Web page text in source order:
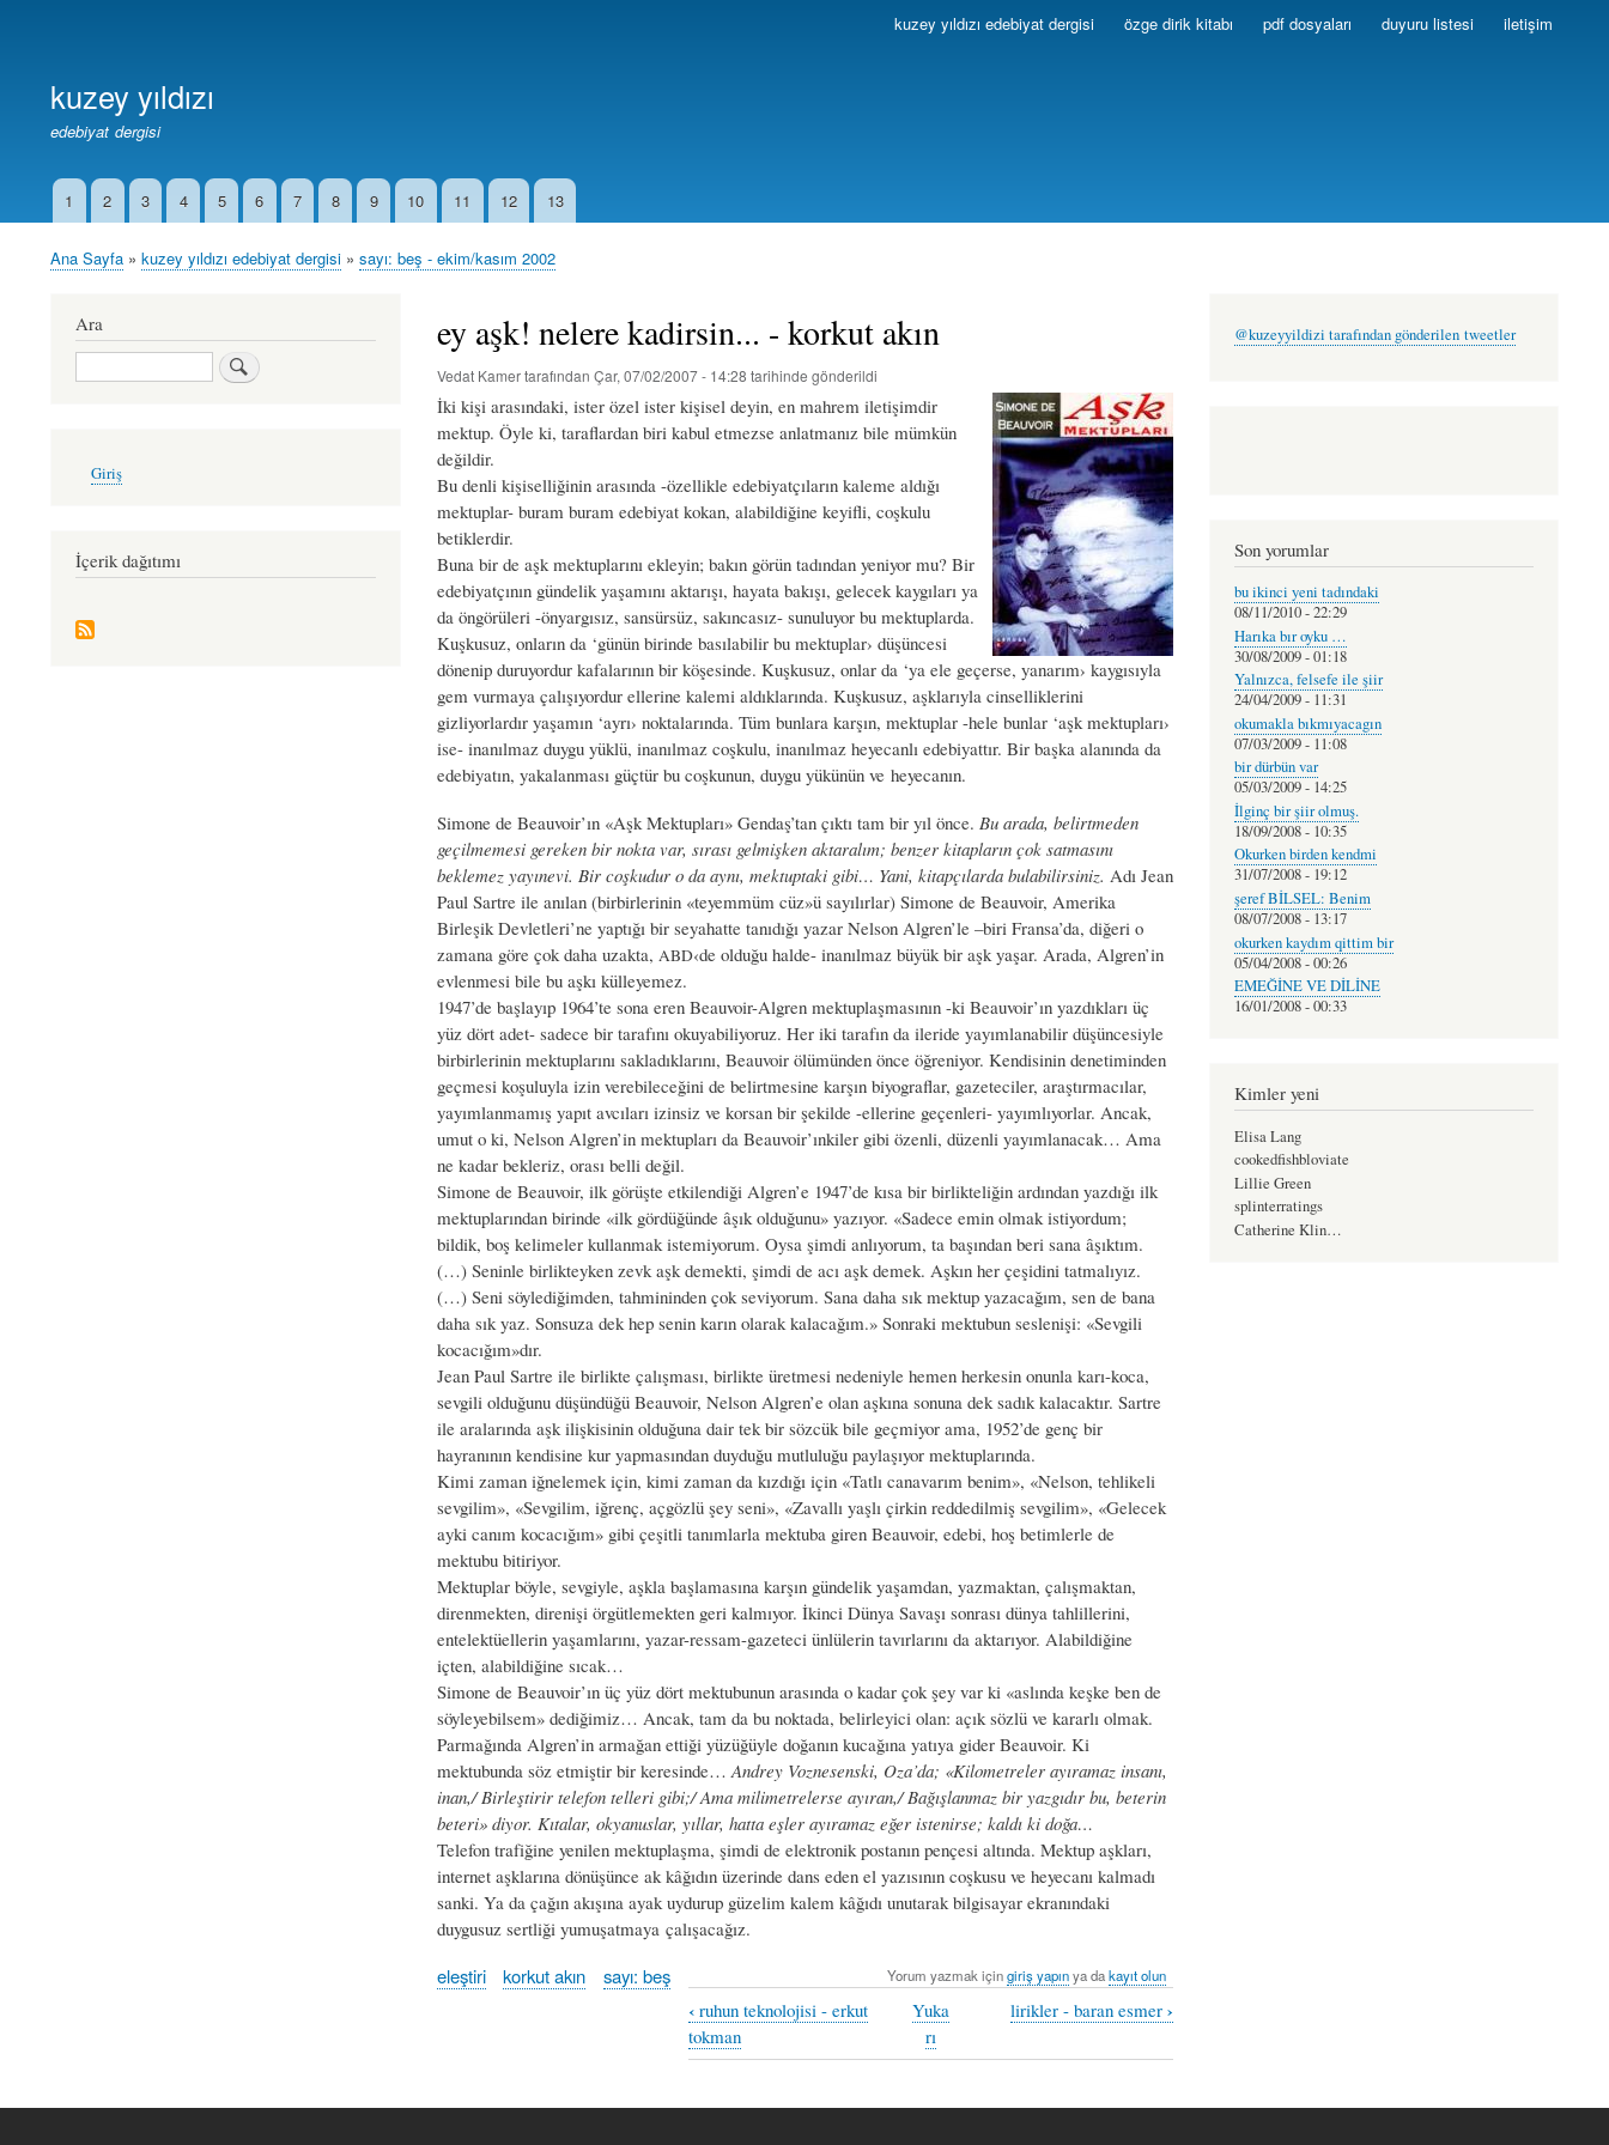
kuzey yıldızı edebiyat dergisi özge dirik kitabı pdf dosyaları duyuru listesi iletişim
kuzey yıldızı
edebiyat dergisi
İkincil1 2 3 4 5 6 7 8 9 10 11 12 13
Sayfa
Ana Sayfa kuzey yıldızı edebiyat dergisi sayı: beş - ekim/kasım 2002
ey aşk! nelere kadirsin... - korkut akın
Vedat Kamertarafından Çar, 07/02/2007 - 14:28 tarihinde gönderildi
İki kişi arasındaki, ister özel ister kişisel deyin, en mahrem iletişimdir
mektup. Öyle ki, taraflardan biri kabul etmezse anlatmanız bile mümkün
değildir.
Bu denli kişiselliğinin arasında -özellikle edebiyatçıların kaleme aldığı
mektuplar- buram buram edebiyat kokan, alabildiğine keyifli, coşkulu
betiklerdir.
Buna bir de aşk mektuplarını ekleyin; bakın görün tadından yeniyor mu? Bir
edebiyatçının gündelik yaşamını aktarışı, hayata bakışı, gelecek kaygıları ya
da öngörüleri -önyargısız, sansürsüz, sakıncasız- sunuluyor bu mektuplarda.
Kuşkusuz, onların da ‘günün birinde basılabilir bu mektuplar› düşüncesi
dönenip duruyordur kafalarının bir köşesinde. Kuşkusuz, onlar da ‘ya ele geçerse, yanarım› kaygısıyla
gem vurmaya çalışıyordur ellerine kalemi aldıklarında. Kuşkusuz, aşklarıyla cinselliklerini
gizliyorlardır yaşamın ‘ayrı› noktalarında. Tüm bunlara karşın, mektuplar -hele bunlar ‘aşk mektupları›
ise- inanılmaz duygu yüklü, inanılmaz coşkulu, inanılmaz heyecanlı edebiyattır. Bir başka alanında da
edebiyatın, yakalanması güçtür bu coşkunun, duygu yükünün ve heyecanın.
Simone de Beauvoir’ın «Aşk Mektupları» Gendaş’tan çıktı tam bir yıl önce. Bu arada, belirtmeden
geçilmemesi gereken bir nokta var, sırası gelmişken aktaralım; benzer kitapların çok satmasını
beklemez yayınevi. Bir coşkudur o da aynı, mektuptaki gibi… Yani, kitapçılarda bulabilirsiniz. Adı Jean
Paul Sartre ile anılan (birbirlerinin «teyemmüm cüz»ü sayılırlar) Simone de Beauvoir, Amerika
Birleşik Devletleri’ne yaptığı bir seyahatte tanıdığı yazar Nelson Algren’le –biri Fransa’da, diğeri o
zamana göre çok daha uzakta, ABD‹de olduğu halde- inanılmaz büyük bir aşk yaşar. Arada, Algren’in
evlenmesi bile bu aşkı külleyemez.
1947’de başlayıp 1964’te sona eren Beauvoir-Algren mektuplaşmasının -ki Beauvoir’ın yazdıkları üç
yüz dört adet- sadece bir tarafını okuyabiliyoruz. Her iki tarafın da ileride yayımlanabilir düşüncesiyle
birbirlerinin mektuplarını sakladıklarını, Beauvoir ölümünden önce öğreniyor. Kendisinin denetiminden
geçmesi koşuluyla izin verebileceğini de belirtmesine karşın biyograflar, gazeteciler, araştırmacılar,
yayımlanmamış yapıt avcıları izinsiz ve korsan bir şekilde -ellerine geçenleri- yayımlıyorlar. Ancak,
umut o ki, Nelson Algren’in mektupları da Beauvoir’ınkiler gibi özenli, düzenli yayımlanacak… Ama
ne kadar bekleriz, orası belli değil.
Simone de Beauvoir, ilk görüşte etkilendiği Algren’e 1947’de kısa bir birlikteliğin ardından yazdığı ilk
mektuplarından birinde «ilk gördüğünde âşık olduğunu» yazıyor. «Sadece emin olmak istiyordum;
bildik, boş kelimeler kullanmak istemiyorum. Oysa şimdi anlıyorum, ta başından beri sana âşıktım.
(…) Seninle birlikteyken zevk aşk demekti, şimdi de acı aşk demek. Aşkın her çeşidini tatmalıyız.
(…) Seni söylediğimden, tahmininden çok seviyorum. Sana daha sık mektup yazacağım, sen de bana
daha sık yaz. Sonsuza dek hep senin karın olarak kalacağım.» Sonraki mektubun seslenişi: «Sevgili
kocacığım»dır.
Jean Paul Sartre ile birlikte çalışması, birlikte üretmesi nedeniyle hemen herkesin onunla karı-koca,
sevgili olduğunu düşündüğü Beauvoir, Nelson Algren’e olan aşkına sonuna dek sadık kalacaktır. Sartre
ile aralarında aşk ilişkisinin olduğuna dair tek bir sözcük bile geçmiyor ama, 1952’de genç bir
hayranının kendisine kur yapmasından duyduğu mutluluğu paylaşıyor mektuplarında.
Kimi zaman iğnelemek için, kimi zaman da kızdığı için «Tatlı canavarım benim», «Nelson, tehlikeli
sevgilim», «Sevgilim, iğrenç, açgözlü şey seni», «Zavallı yaşlı çirkin reddedilmiş sevgilim», «Gelecek
ayki canım kocacığım» gibi çeşitli tanımlarla mektuba giren Beauvoir, edebi, hoş betimlerle de
mektubu bitiriyor.
Mektuplar böyle, sevgiyle, aşkla başlamasına karşın gündelik yaşamdan, yazmaktan, çalışmaktan,
direnmekten, direnişi örgütlemekten geri kalmıyor. İkinci Dünya Savaşı sonrası dünya tahlillerini,
entelektüellerin yaşamlarını, yazar-ressam-gazeteci ünlülerin tavırlarını da aktarıyor. Alabildiğine
içten, alabildiğine sıcak…
Simone de Beauvoir’ın üç yüz dört mektubunun arasında o kadar çok şey var ki «aslında keşke ben de
söyleyebilsem» dediğimiz… Ancak, tam da bu noktada, belirleyici olan: açık sözlü ve kararlı olmak.
Parmağında Algren’in armağan ettiği yüzüğüyle doğanın kucağına yatıya gider Beauvoir. Ki
mektubunda söz etmiştir bir keresinde… Andrey Voznesenski, Oza’da; «Kilometreler ayıramaz insanı,
inan,/ Birleştirir telefon telleri gibi;/ Ama milimetrelerse ayıran,/ Bağışlanmaz bir yazgıdır bu, beterin
beteri» diyor. Kıtalar, okyanuslar, yıllar, hatta eşler ayıramaz eğer istenirse; kaldı ki doğa…
Telefon trafiğine yenilen mektuplaşma, şimdi de elektronik postanın pençesi altında. Mektup aşkları,
internet aşklarına dönüşünce ak kâğıdın üzerinde dans eden el yazısının coşkusu ve heyecanı kalmadı
sanki. Ya da çağın akışına ayak uydurup güzelim kalem kâğıdı unutarak bilgisayar ekranındaki
duygusuz sertliği yumuşatmaya çalışacağız.
eleştiri korkut akın sayı: beş Yorum yazmak içingiriş yapınya dakayıt olun
links
‹ ruhun teknolojisi - erkut
tokman
Yuka
rı
lirikler - baran esmer ›
Ara
Ara
account
Giriş
İçerik dağıtımı
@kuzeyyildizi tarafından gönderilen tweetler
Son yorumlar
bu ikinci yeni tadındaki
08/11/2010 - 22:29
Harıka bır oyku …
30/08/2009 - 01:18
Yalnızca, felsefe ile şiir
24/04/2009 - 11:31
okumakla bıkmıyacagın
07/03/2009 - 11:08
bir dürbün var
05/03/2009 - 14:25
İlginç bir şiir olmuş.
18/09/2008 - 10:35
Okurken birden kendmi
31/07/2008 - 19:12
şeref BİLSEL: Benim
08/07/2008 - 13:17
okurken kaydım qittim bir
05/04/2008 - 00:26
EMEĞİNE VE DİLİNE
16/01/2008 - 00:33
Kimler yeni
Elisa Lang
cookedfishbloviate
Lillie Green
splinterratings
Catherine Klin…